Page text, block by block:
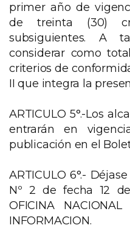
primer año de
de treinta (30)
subsiguientes. A
considerar como
criterios de
II que integra la
ARTICULO 5°.-Los
entrarán en
publicación en el
ARTICULO 6°.-
Nº 2 de fecha 12
OFICINA
INFORMACION.